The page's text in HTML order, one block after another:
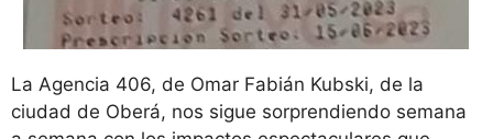
La Agencia 406, de Omar Fabián Kubski, de la
ciudad de Oberá, nos sigue sorprendiendo semana